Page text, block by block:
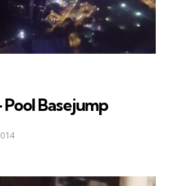
Pool Basejump